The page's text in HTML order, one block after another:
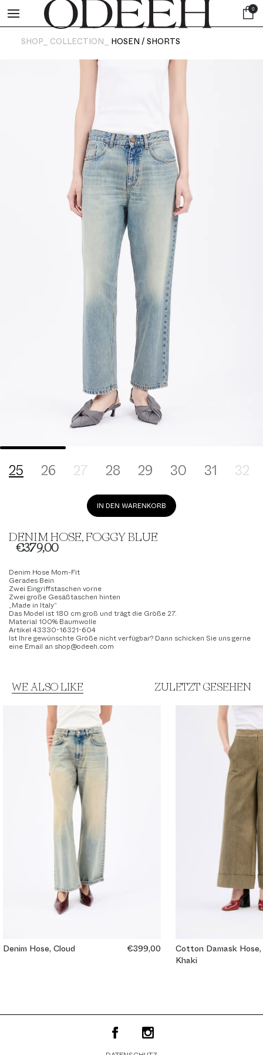
0
SHOP_ COLLECTION_ HOSEN / SHORTS
DENIM HOSE, FOGGY BLUE
€379,00
Denim Hose Mom-Fit
Gerades Bein
Zwei Eingriffstaschen vorne
Zwei große Gesäßtaschen hinten
„Made in Italy“
Das Model ist 180 cm groß und trägt die Größe 27.
Material 100% Baumwolle
Artikel 43330-16321-604
Ist Ihre gewünschte Größe nicht verfügbar? Dann schicken Sie uns gerne
eine Email an shop@odeeh.com
25 26 27 28 29 30 31 32
WE ALSO LIKE ZULETZT GESEHEN
Denim Hose, Cloud €399,00
Cotton Damask
Khaki